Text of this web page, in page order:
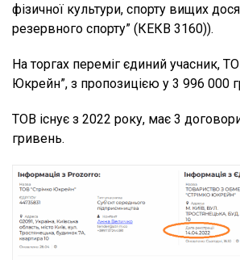
фізичної культури, спорту вищих
резервного спорту” (КЕКВ 3160)).
На торгах переміг єдиний учасник,
Юкрейн”, з пропозицією у 3 996 000
ТОВ існує з 2022 року, має 3
гривень.